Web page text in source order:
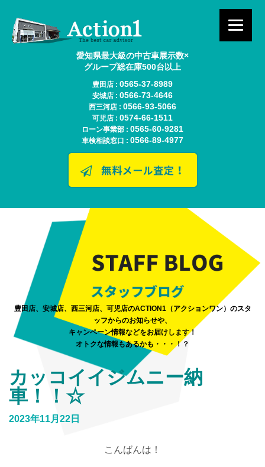
愛知県最大級の中古車展示数×
グループ総在庫500台以上
豊田店 : 0565-37-8989
安城店 : 0566-73-4646
西三河店 : 0566-93-5066
可児店 : 0574-66-1511
ローン事業部 : 0565-60-9281
車検相談窓口 : 0566-89-4977
豊田店、安城店、西三河店、可児店のACTION1（アクションワン）のスタ
ッフからのお知らせや、
キャンペーン情報などをお届けします！
オトクな情報もあるかも・・・！？
カッコイイジムニー納
車！！☆
2023年11月22日
こんばんは！